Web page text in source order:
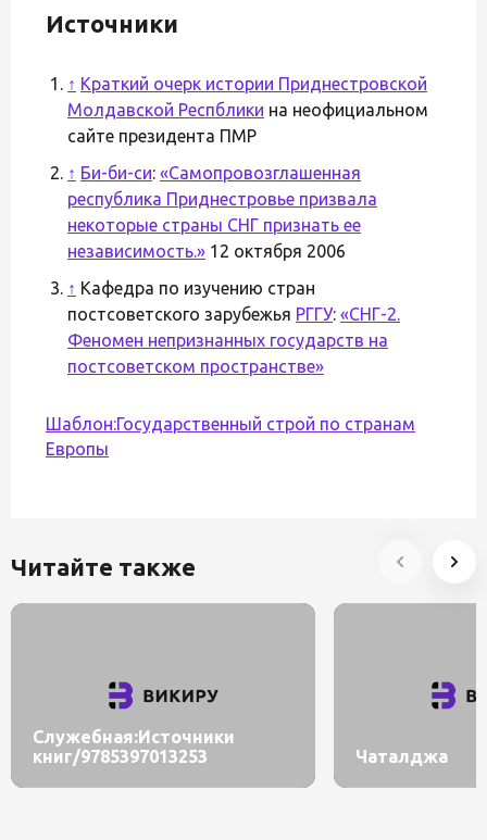
Источники
↑ Краткий очерк истории Приднестровской
Молдавской Респблики на неофициальном
сайте президента ПМР
↑ Би-би-си: «Самопровозглашенная
республика Приднестровье призвала
некоторые страны СНГ признать ее
независимость.» 12 октября 2006
↑ Кафедра по изучению стран
постсоветского зарубежья РГГУ: «СНГ-2.
Феномен непризнанных государств на
постсоветском пространстве»
Шаблон:Государственный строй по странам
Европы
Читайте также
Служебная:Источники
книг/9785397013253
Чаталджа